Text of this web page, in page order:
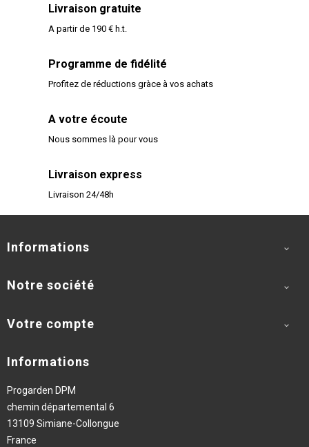
Livraison gratuite
A partir de 190 € h.t.
Programme de fidélité
Profitez de réductions gràce à vos achats
A votre écoute
Nous sommes là pour vous
Livraison express
Livraison 24/48h
Informations 
Notre société 
Votre compte 
Informations
Progarden DPM
chemin départemental 6
13109 Simiane-Collongue
France